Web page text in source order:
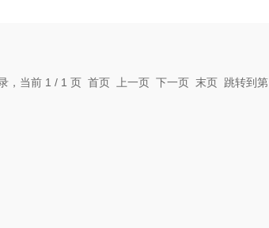
，当前 1 / 1 页 首页 上一页 下一页 末页 跳转到第